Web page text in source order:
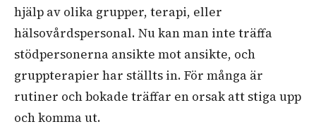
hjälp av olika grupper, terapi, eller
hälsovårdspersonal. Nu kan man inte träffa
stödpersonerna ansikte mot ansikte, och
gruppterapier har ställts in. För många är
rutiner och bokade träffar en orsak att stiga upp
och komma ut.